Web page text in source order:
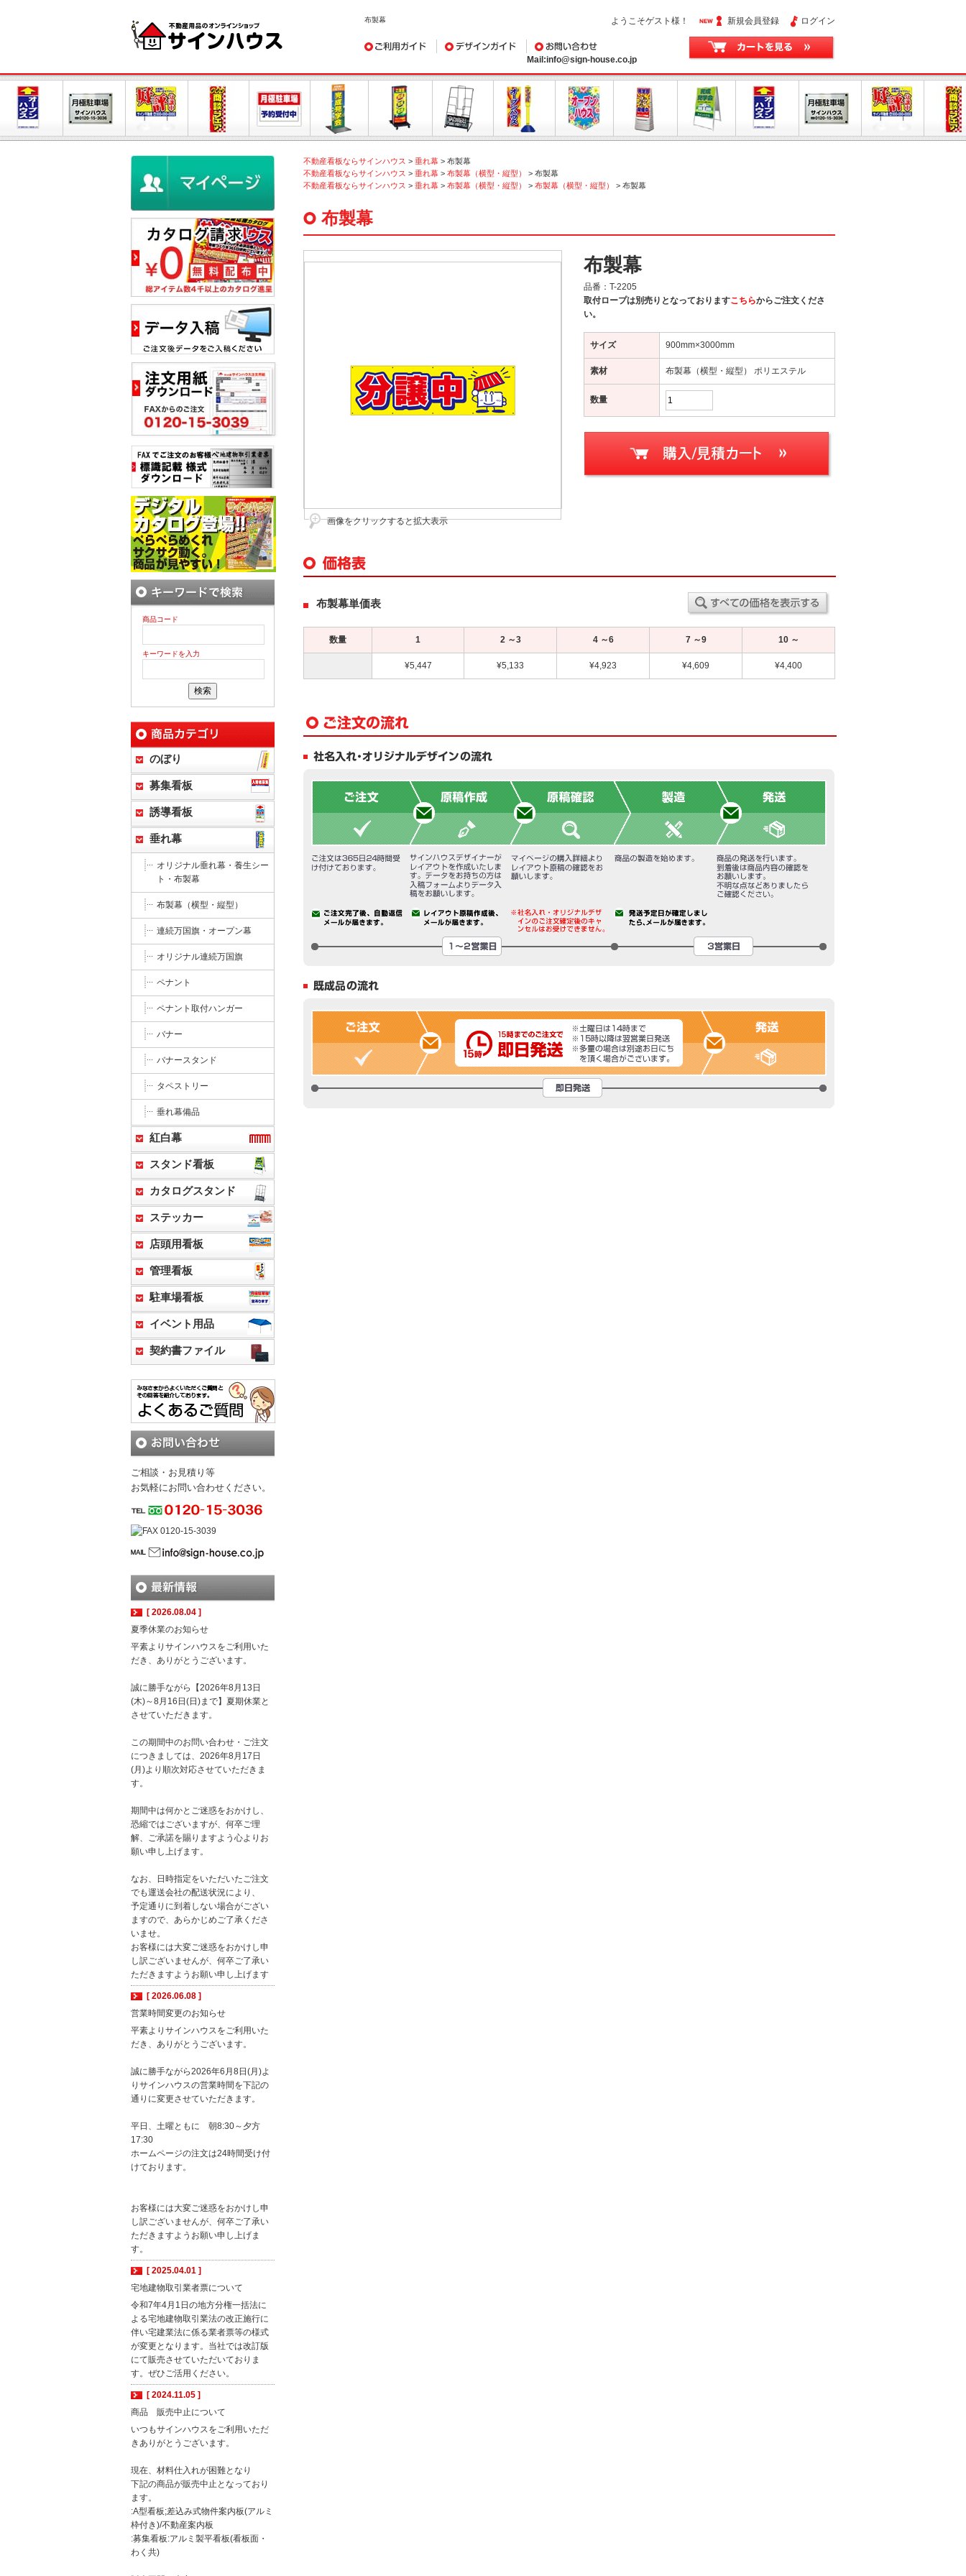
布製幕 ようこそゲスト様！ 新規会員登録 ログイン
ご利用ガイド デザインガイド
お問い合わせ
Mail:info@sign-house.co.jp
不動産看板ならサインハウス > 垂れ幕 > 布製幕
不動産看板ならサインハウス > 垂れ幕 > 布製幕（横型・縦型） > 布製幕
不動産看板ならサインハウス > 垂れ幕 > 布製幕（横型・縦型） > 布製幕（横型・縦型） > 布製幕
布製幕
布製幕
品番： T-2205
取付ロープは別売りとなっておりますこちらからご注文くださ
い。
サイズ 900mm×3000mm
素材 布製幕（横型・縦型） ポリエステル
数量
画像をクリックすると拡大表示
布製幕単価表
数量 1 2 ～3 4 ～6 7 ～9 10 ～
¥5,447 ¥5,133 ¥4,923 ¥4,609 ¥4,400
商品コード
キーワードを入力
のぼり
募集看板
誘導看板
垂れ幕
オリジナル垂れ幕・養生シー
ト・布製幕
布製幕（横型・縦型）
連続万国旗・オープン幕
オリジナル連続万国旗
ペナント
ペナント取付ハンガー
バナー
バナースタンド
タペストリー
垂れ幕備品
紅白幕
スタンド看板
カタログスタンド
ステッカー
店頭用看板
管理看板
駐車場看板
イベント用品
契約書ファイル
ご相談・お見積り等
お気軽にお問い合わせください。
[ 2026.08.04 ]
夏季休業のお知らせ
平素よりサインハウスをご利用いた
だき、ありがとうございます。
誠に勝手ながら【2026年8月13日
(木)～8月16日(日)まで】夏期休業と
させていただきます。
この期間中のお問い合わせ・ご注文
につきましては、2026年8月17日
(月)より順次対応させていただきま
す。
期間中は何かとご迷惑をおかけし、
恐縮ではございますが、何卒ご理
解、ご承諾を賜りますよう心よりお
願い申し上げます。
なお、日時指定をいただいたご注文
でも運送会社の配送状況により、
予定通りに到着しない場合がござい
ますので、あらかじめご了承くださ
いませ。
お客様には大変ご迷惑をおかけし申
し訳ございませんが、何卒ご了承い
ただきますようお願い申し上げます
[ 2026.06.08 ]
営業時間変更のお知らせ
平素よりサインハウスをご利用いた
だき、ありがとうございます。
誠に勝手ながら2026年6月8日(月)よ
りサインハウスの営業時間を下記の
通りに変更させていただきます。
平日、土曜ともに 朝8:30～夕方
17:30
ホームページの注文は24時間受け付
けております。
お客様には大変ご迷惑をおかけし申
し訳ございませんが、何卒ご了承い
ただきますようお願い申し上げま
す。
[ 2025.04.01 ]
宅地建物取引業者票について
令和7年4月1日の地方分権一括法に
よる宅地建物取引業法の改正施行に
伴い宅建業法に係る業者票等の様式
が変更となります。当社では改訂版
にて販売させていただいておりま
す。ぜひご活用ください。
[ 2024.11.05 ]
商品 販売中止について
いつもサインハウスをご利用いただ
きありがとうございます。
現在、材料仕入れが困難となり
下記の商品が販売中止となっており
ます。
:A型看板;差込み式物件案内板(アルミ
枠付き)/不動産案内板
:募集看板:アルミ製平看板(看板面・
わく共)